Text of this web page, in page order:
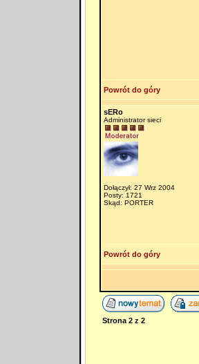
Powrót do góry
sERo
Administrator sieci
Dołączył: 27 Wrz 2004
Posty: 1721
Skąd: PORTER
Powrót do góry
Strona 2z 2